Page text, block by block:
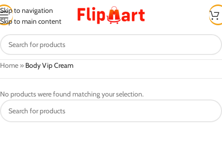
Skip to navigation
Skip to main content
Home » Body Vip Cream
No products were found matching your selection.